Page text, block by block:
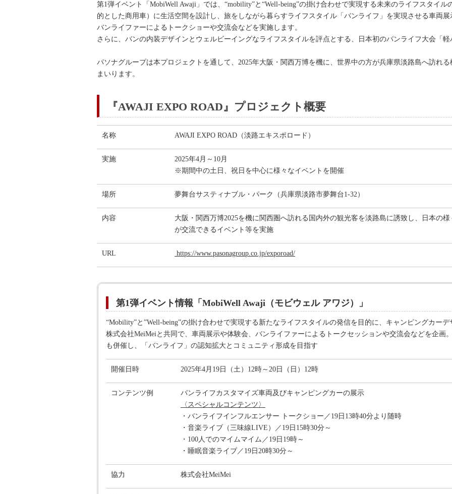
第1弾イベント「MobiWell Awaji」では、“mobility”と“Well-being”の掛け合わせで実現する未来のライフスタイ
的とした商用車）に生活空間を設計し、旅をしながら暮らすライフスタイル「バンライフ」を実現させる車両
バンライファーによるトークショーや交流会などを実施します。
さらに、バンの内装デザインとウェルビーイングなライフスタイルを評点とする、日本初のバンライフ大会「軽
パソナグループは本プロジェクトを通して、2025年大阪・関西万博を機に、世界中の方が兵庫県淡路島へ訪れ
まいります。
『AWAJI EXPO ROAD』プロジェクト概要
名称 AWAJI EXPO ROAD（淡路エキスポロード）
実施
2025年4月～10月
※期間中の土日、祝日を中心に様々なイベントを開催
場所 夢舞台サスティナブル・パーク（兵庫県淡路市夢舞台1-32）
内容
大阪・関西万博2025を機に関西圏へ訪れる国内外の観光客を淡路島に誘致し、日本の
が交流できるイベント等を実施
URL https://www.pasonagroup.co.jp/exporoad/
第1弾イベント情報「MobiWell Awaji（モビウェル アワジ）」
“Mobility”と”Well-being”の掛け合わせで実現する新たなライフスタイルの発信を目的に、キャンピングカー
株式会社MeiMeiと共同で、車両展示や体験会、バンライファーによるトークセッションや交流会などを企画
も併催し、「バンライフ」の認知拡大とコミュニティ形成を目指す
開催日時 2025年4月19日（土）12時～20日（日）12時
コンテンツ例
バンライフカスタマイズ車両及びキャンピングカーの展示
〈スペシャルコンテンツ〉
・バンライフインフルエンサー トークショー／19日13時40分より随時
・音楽ライブ（三味線LIVE）／19日15時30分～
・100人でのマイムマイム／19日19時～
・睡眠音楽ライブ／19日20時30分～
協力 株式会社MeiMei